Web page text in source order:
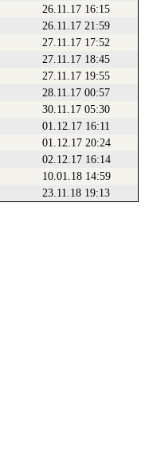
26.11.17 16:15
26.11.17 21:59
27.11.17 17:52
27.11.17 18:45
27.11.17 19:55
28.11.17 00:57
30.11.17 05:30
01.12.17 16:11
01.12.17 20:24
02.12.17 16:14
10.01.18 14:59
23.11.18 19:13